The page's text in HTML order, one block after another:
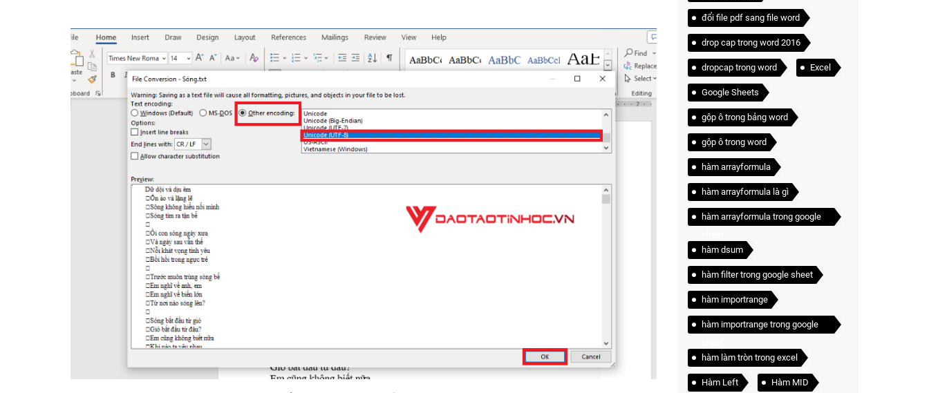
đổi file pdf sang file word
drop cap trong word 2016
dropcap trong word Excel
Google Sheets
gộp ô trong bảng word
gộp ô trong word
hàm arrayformula
hàm arrayformula là gì
hàm arrayformula trong google
hàm dsum
hàm filter trong google sheet
hàm importrange
hàm importrange trong google
hàm làm tròn trong excel
Hàm Left Hàm MID